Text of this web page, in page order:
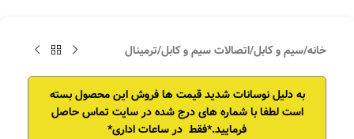
خانه/سیم و کابل/اتصالات سیم و کابل/ترمینال
به دلیل نوسانات شدید قیمت ها فروش این محصول بسته
است لطفا با شماره های درج شده در سایت تماس حاصل
فرمایید.*فقط در ساعات اداری*